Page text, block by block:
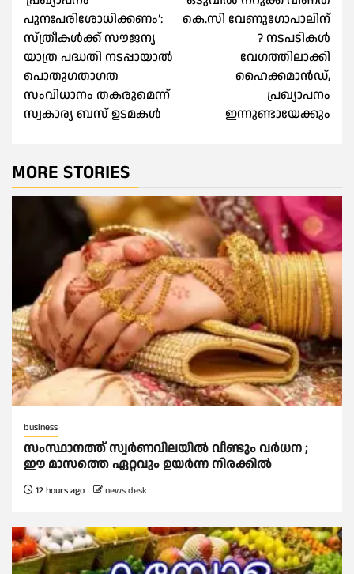
navigation
പുനഃപരിശോധിക്കണം’:
സ്ത്രീകള്‍ക്ക് സൗജന്യ
യാത്ര പദ്ധതി നടപ്പായാല്‍
പൊതുഗതാഗത
സംവിധാനം തകരുമെന്ന്
സ്വകാര്യ ബസ് ഉടമകള്‍
കെ.സി വേണുഗോപാലിന്
? നടപടികള്‍
വേഗത്തിലാക്കി
ഹൈക്കമാൻഡ്,
പ്രഖ്യാപനം
ഇന്നുണ്ടായേക്കും
MORE STORIES
business
സംസ്ഥാനത്ത് സ്വര്‍ണവിലയില്‍ വീണ്ടും വര്‍ധന ;
ഈ മാസത്തെ ഏറ്റവും ഉയര്‍ന്ന നിരക്കില്‍
12 hours ago news desk